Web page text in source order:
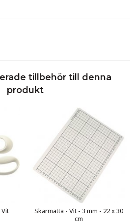
tillbehör till denna
produkt
Skärmatta - Vit - 3 mm - 22 x 30
cm